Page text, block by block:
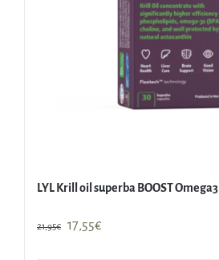
LYL Krill oil superba BOOST Omega3
21,95€
Original
17,55€Current